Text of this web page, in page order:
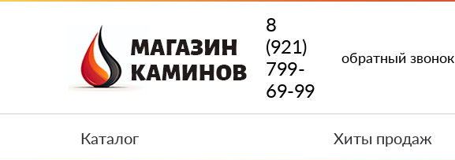
8
(921)
799-
69-99
обратный звонок
Каталог Хиты продаж